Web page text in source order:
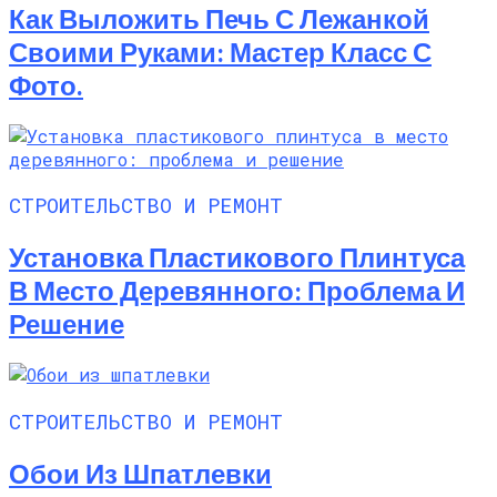
Как Выложить Печь С Лежанкой
Своими Руками: Мастер Класс С
Фото.
СТРОИТЕЛЬСТВО И РЕМОНТ
Установка Пластикового Плинтуса
В Место Деревянного: Проблема И
Решение
СТРОИТЕЛЬСТВО И РЕМОНТ
Обои Из Шпатлевки